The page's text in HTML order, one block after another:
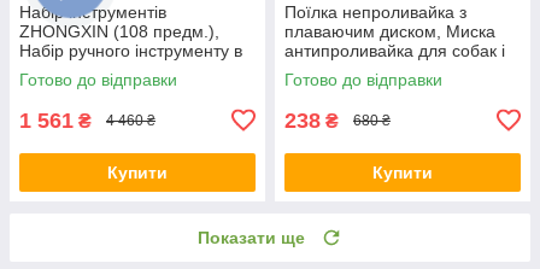
Набір інструментів
ZHONGXIN (108 предм.),
Набір ручного інструменту в
кейсі
Готово до відправки
1 561 ₴ 4 460 ₴
Купити
Поїлка непроливайка з
плаваючим диском, Миска
антипроливайка для собак і
котів, Миска для тварин
Готово до відправки
238 ₴ 680 ₴
Купити
Показати ще